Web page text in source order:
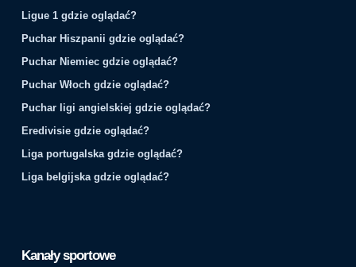
Ligue 1 gdzie oglądać?
Puchar Hiszpanii gdzie oglądać?
Puchar Niemiec gdzie oglądać?
Puchar Włoch gdzie oglądać?
Puchar ligi angielskiej gdzie oglądać?
Eredivisie gdzie oglądać?
Liga portugalska gdzie oglądać?
Liga belgijska gdzie oglądać?
Kanały sportowe